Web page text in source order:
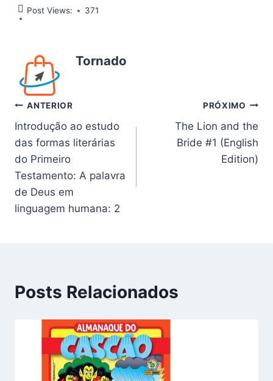
Post Views: 371
Tornado
Navegação
de
Post
ANTERIOR
Introdução ao estudo
das formas literárias
do Primeiro
Testamento: A palavra
de Deus em
linguagem humana: 2
PRÓXIMO
The Lion and the
Bride #1 (English
Edition)
Posts Relacionados